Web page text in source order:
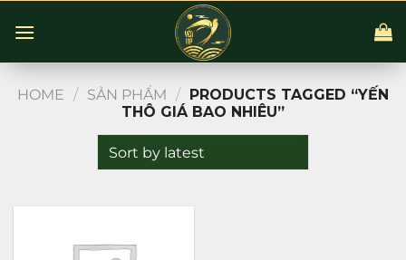
đến
HOME / SẢN PHẨM / PRODUCTS TAGGED “YẾN
THÔ GIÁ BAO NHIÊU”